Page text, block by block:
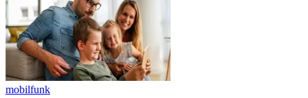
mobilfunk